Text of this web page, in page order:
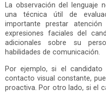
La observación del lenguaje
una técnica útil de
importante prestar
expresiones faciales del
adicionales sobre su
habilidades de comunicación.
Por ejemplo, si el
contacto visual constante,
proactiva. Por otro lado, si el